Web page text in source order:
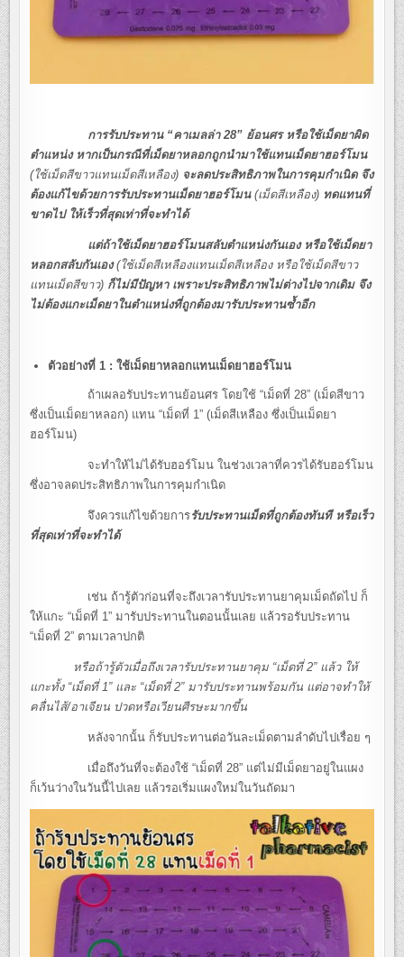
การรับประทาน “คาเมลล่า 28” ย้อนศร หรือใช้เม็ดยาผิด
ตำแหน่ง หากเป็นกรณีที่เม็ดยาหลอกถูกนำมาใช้แทนเม็ดยาฮอร์โมน
(ใช้เม็ดสีขาวแทนเม็ดสีเหลือง) จะลดประสิทธิภาพในการคุมกำเนิด จึง
ต้องแก้ไขด้วยการรับประทานเม็ดยาฮอร์โมน(เม็ดสีเหลือง) ทดแทนที่
ขาดไป ให้เร็วที่สุดเท่าที่จะทำได้
แต่ถ้าใช้เม็ดยาฮอร์โมนสลับตำแหน่งกันเอง หรือใช้เม็ดยา
หลอกสลับกันเอง(ใช้เม็ดสีเหลืองแทนเม็ดสีเหลือง หรือใช้เม็ดสีขาว
แทนเม็ดสีขาว) ก็ไม่มีปัญหา เพราะประสิทธิภาพไม่ต่างไปจากเดิม จึง
ไม่ต้องแกะเม็ดยาในตำแหน่งที่ถูกต้องมารับประทานซ้ำอีก
ตัวอย่างที่ 1 : ใช้เม็ดยาหลอกแทนเม็ดยาฮอร์โมน
ถ้าเผลอรับประทานย้อนศร โดยใช้ “เม็ดที่ 28” (เม็ดสีขาว
ซึ่งเป็นเม็ดยาหลอก) แทน “เม็ดที่ 1” (เม็ดสีเหลือง ซึ่งเป็นเม็ดยา
ฮอร์โมน)
จะทำให้ไม่ได้รับฮอร์โมน ในช่วงเวลาที่ควรได้รับฮอร์โมน
ซึ่งอาจลดประสิทธิภาพในการคุมกำเนิด
จึงควรแก้ไขด้วยการรับประทานเม็ดที่ถูกต้องทันที หรือเร็ว
ที่สุดเท่าที่จะทำได้
เช่น ถ้ารู้ตัวก่อนที่จะถึงเวลารับประทานยาคุมเม็ดถัดไป ก็
ให้แกะ “เม็ดที่ 1” มารับประทานในตอนนั้นเลย แล้วรอรับประทาน
“เม็ดที่ 2” ตามเวลาปกติ
หรือถ้ารู้ตัวเมื่อถึงเวลารับประทานยาคุม “เม็ดที่ 2” แล้ว ให้
แกะทั้ง “เม็ดที่ 1” และ “เม็ดที่ 2” มารับประทานพร้อมกัน แต่อาจทำให้
คลื่นไส้/อาเจียน ปวดหรือเวียนศีรษะมากขึ้น
หลังจากนั้น ก็รับประทานต่อวันละเม็ดตามลำดับไปเรื่อย ๆ
เมื่อถึงวันที่จะต้องใช้ “เม็ดที่ 28” แต่ไม่มีเม็ดยาอยู่ในแผง
ก็เว้นว่างในวันนี้ไปเลย แล้วรอเริ่มแผงใหม่ในวันถัดมา